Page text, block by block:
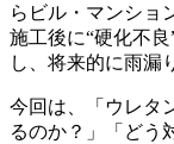
らビル・マンショ
施工後に“硬化不
し、将来的に雨漏
今回は、
「ウレ
るのか？」「どう